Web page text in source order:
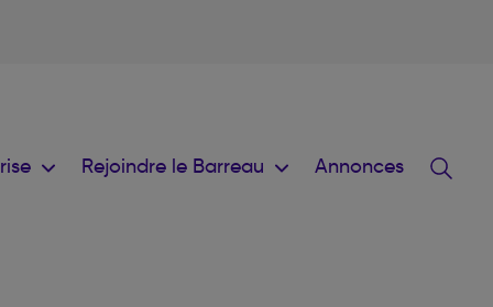
Rejoindre le Barreau Annonces